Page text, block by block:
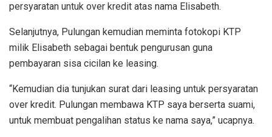
persyaratan untuk over kredit atas nama Elisabeth.
Selanjutnya, Pulungan kemudian meminta fotokopi KTP
milik Elisabeth sebagai bentuk pengurusan guna
pembayaran sisa cicilan ke leasing.
“Kemudian dia tunjukan surat dari leasing untuk persyaratan
over kredit. Pulungan membawa KTP saya berserta suami,
untuk membuat pengalihan status ke nama saya,” ucapnya.